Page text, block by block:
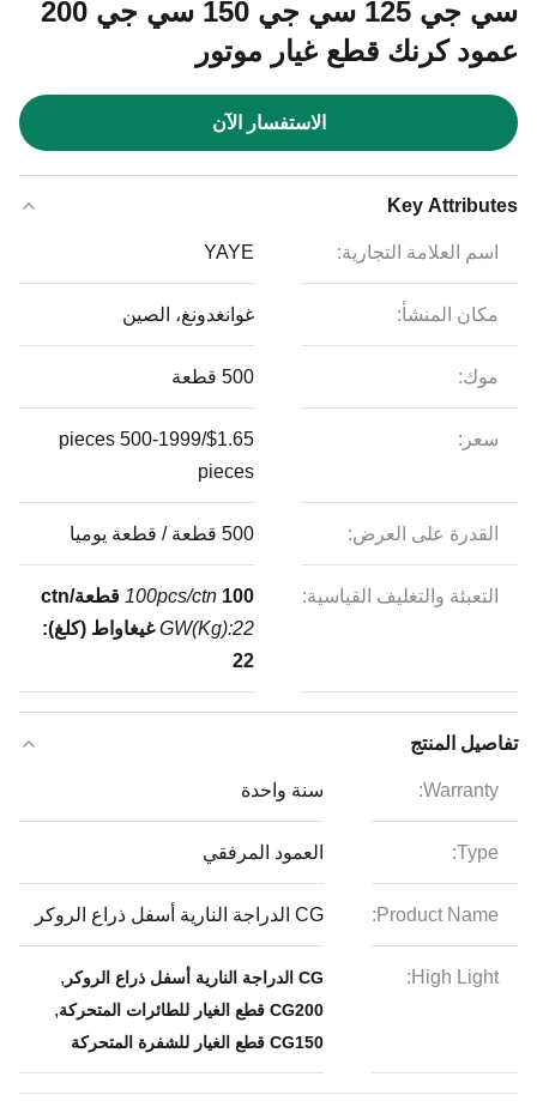
سي جي 125 سي جي 150 سي جي 200
عمود كرنك قطع غيار موتور
الاستفسار الآن
Key Attributes
اسم العلامة التجارية: YAYE
مكان المنشأ: غوانغدونغ، الصين
موك: 500 قطعة
سعر:
$1.65/pieces 500-1999
pieces
القدرة على العرض: 500 قطعة / قطعة يوميا
التعبئة والتغليف القياسية: 100pcs/ctn 100 قطعة/ctn
GW(Kg):22 غيغاواط (كلغ):
22
تفاصيل المنتج
Warranty: سنة واحدة
Type: العمود المرفقي
Product Name: CG الدراجة النارية أسفل ذراع الروكر
High Light: CG الدراجة النارية أسفل ذراع الروكر ,
CG200 قطع الغيار للطائرات المتحركة ,
CG150 قطع الغيار للشفرة المتحركة